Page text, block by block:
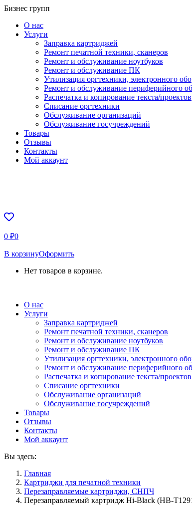
Перейти
содержанию
Бизнес групп
О нас
Услуги
Заправка картриджей
Ремонт печатной техники, сканеров
Ремонт и обслуживание ноутбуков
Ремонт и обслуживание ПК
Утилизация оргтехники, электронного
Ремонт и обслуживание периферийного
Распечатка и копирование текста/проектов
Списание оргтехники
Обслуживание организаций
Обслуживание госучреждений
Товары
Отзывы
Контакты
Мой аккаунт
0 ₽0
В корзинуОформить
Нет товаров в корзине.
О нас
Услуги
Заправка картриджей
Ремонт печатной техники, сканеров
Ремонт и обслуживание ноутбуков
Ремонт и обслуживание ПК
Утилизация оргтехники, электронного
Ремонт и обслуживание периферийного
Распечатка и копирование текста/проектов
Списание оргтехники
Обслуживание организаций
Обслуживание госучреждений
Товары
Отзывы
Контакты
Мой аккаунт
Вы здесь:
Главная
Картриджи для печатной техники
Перезаправляемые картриджи, СНПЧ
Перезаправляемый картридж Hi-Black (HB-